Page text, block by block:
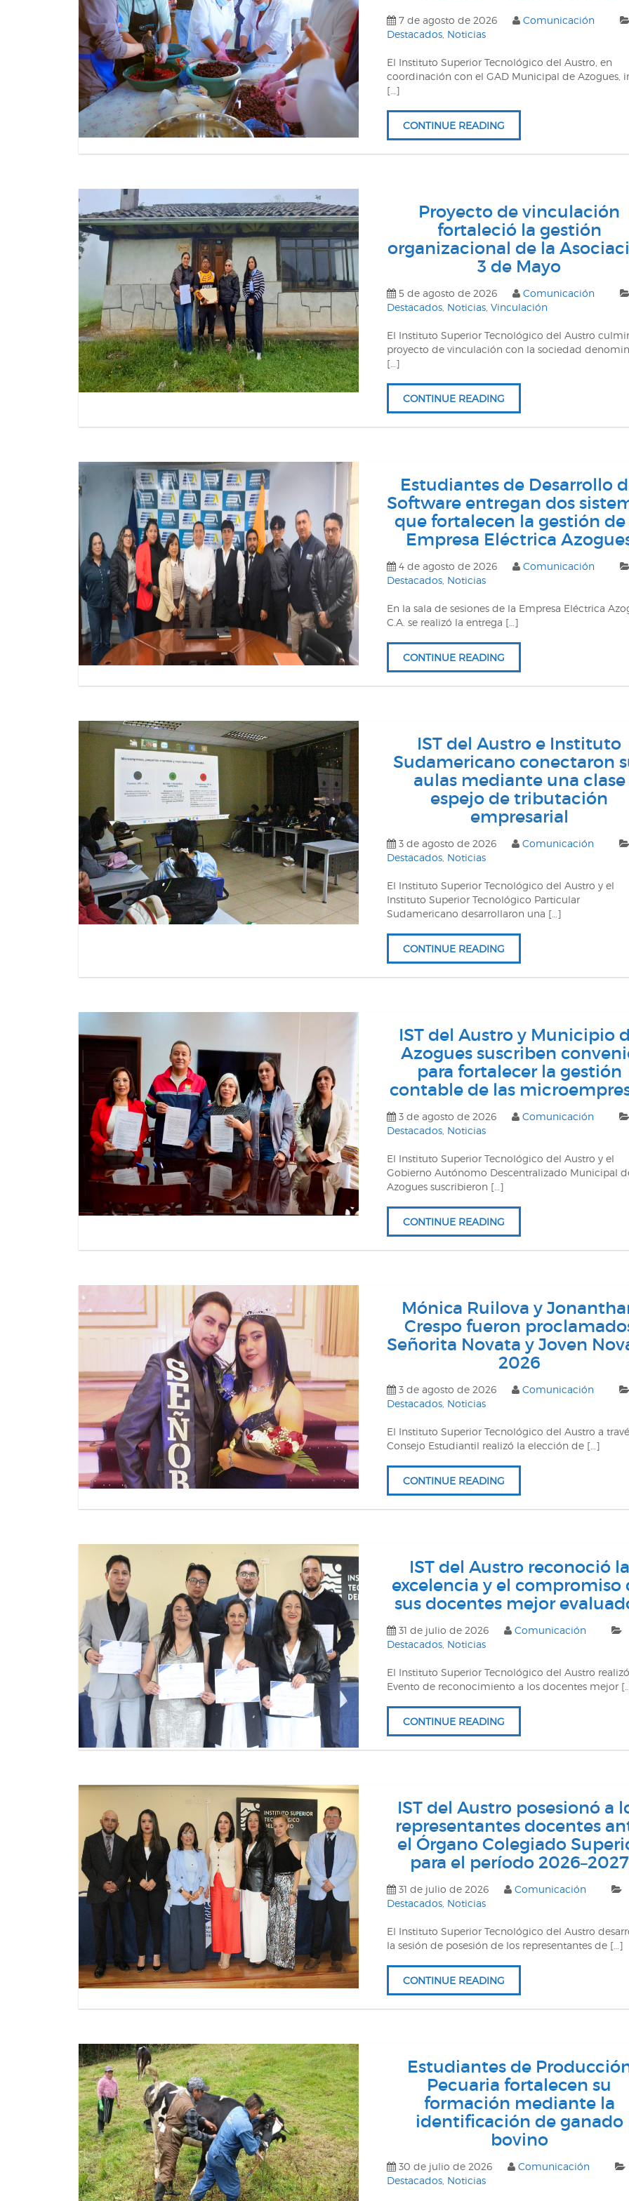
7 de agosto de 2026
Comunicación
Destacados, Noticias
El Instituto Superior Tecnológico del Austro, en
coordinación con el GAD Municipal de Azogues,
[…]
CONTINUE READING
Proyecto de vinculación
fortaleció la gestión
organizacional de la
3 de Mayo
5 de agosto de 2026
Comunicación
Destacados, Noticias, Vinculación
El Instituto Superior Tecnológico del Austro
proyecto de vinculación con la sociedad
[…]
CONTINUE READING
Estudiantes de Desarrollo
Software entregan dos
que fortalecen la gestión de
Empresa Eléctrica
4 de agosto de 2026
Comunicación
Destacados, Noticias
En la sala de sesiones de la Empresa Eléctrica
C.A. se realizó la entrega […]
CONTINUE READING
IST del Austro e Instituto
Sudamericano conectaron
aulas mediante una clase
espejo de tributación
empresarial
3 de agosto de 2026
Comunicación
Destacados, Noticias
El Instituto Superior Tecnológico del Austro y el
Instituto Superior Tecnológico Particular
Sudamericano desarrollaron una […]
CONTINUE READING
IST del Austro y Municipio
Azogues suscriben
para fortalecer la gestión
contable de las
3 de agosto de 2026
Comunicación
Destacados, Noticias
El Instituto Superior Tecnológico del Austro y el
Gobierno Autónomo Descentralizado Municipal
Azogues suscribieron […]
CONTINUE READING
Mónica Ruilova y
Crespo fueron
Señorita Novata y Joven
2026
3 de agosto de 2026
Comunicación
Destacados, Noticias
El Instituto Superior Tecnológico del Austro a
Consejo Estudiantil realizó la elección de […]
CONTINUE READING
IST del Austro reconoció la
excelencia y el compromiso
sus docentes mejor
31 de julio de 2026
Comunicación
Destacados, Noticias
El Instituto Superior Tecnológico del Austro
Evento de reconocimiento a los docentes mejor
CONTINUE READING
IST del Austro posesionó a
representantes docentes
el Órgano Colegiado
para el período 2026–2027
31 de julio de 2026
Comunicación
Destacados, Noticias
El Instituto Superior Tecnológico del Austro
la sesión de posesión de los representantes de […]
CONTINUE READING
Estudiantes de
Pecuaria fortalecen su
formación mediante la
identificación de ganado
bovino
30 de julio de 2026
Comunicación
Destacados, Noticias